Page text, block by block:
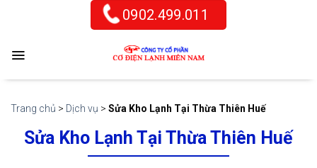
0902.499.011
Trang chủ > Dịch vụ > Sửa Kho Lạnh Tại Thừa Thiên Huế
Sửa Kho Lạnh Tại Thừa Thiên Huế